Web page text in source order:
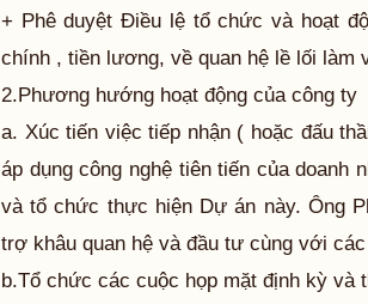
+ Phê duyệt Điều lệ tổ chức và hoạt
chính , tiền lương, về quan hệ lề lối làm
2.Phương hướng hoạt động của công ty
a. Xúc tiến việc tiếp nhận ( hoặc đấu
áp dụng công nghệ tiên tiến của doanh
và tổ chức thực hiện Dự án này. Ông
trợ khâu quan hệ và đầu tư cùng với
b.Tổ chức các cuộc họp mặt định kỳ và